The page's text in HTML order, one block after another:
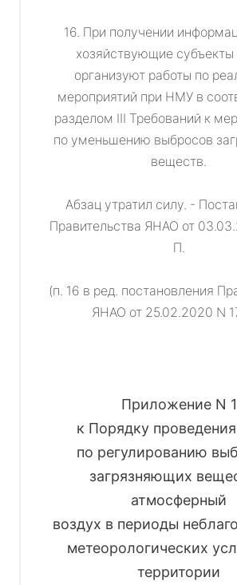
16. При получении
хозяйствующие
организуют работы по
мероприятий при НМУ в
разделом III Требований к
по уменьшению выбросов
веществ.
Абзац утратил силу. -
Правительства ЯНАО от
П.
(п. 16 в ред. постановления
ЯНАО от 25.02.2020 N
Приложение N 1
к Порядку
по регулированию
загрязняющих
атмосферный
воздух в периоды
метеорологических
территории